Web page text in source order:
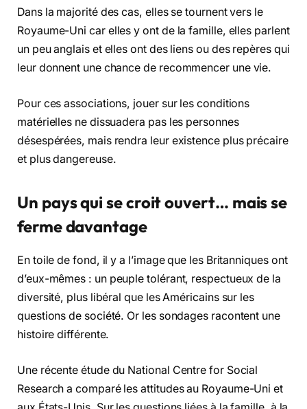
Dans la majorité des cas, elles se tournent vers le
Royaume-Uni car elles y ont de la famille, elles parlent
un peu anglais et elles ont des liens ou des repères qui
leur donnent une chance de recommencer une vie.
Pour ces associations, jouer sur les conditions
matérielles ne dissuadera pas les personnes
désespérées, mais rendra leur existence plus précaire
et plus dangereuse.
Un pays qui se croit ouvert… mais se
ferme davantage
En toile de fond, il y a l’image que les Britanniques ont
d’eux-mêmes : un peuple tolérant, respectueux de la
diversité, plus libéral que les Américains sur les
questions de société. Or les sondages racontent une
histoire différente.
Une récente étude du National Centre for Social
Research a comparé les attitudes au Royaume-Uni et